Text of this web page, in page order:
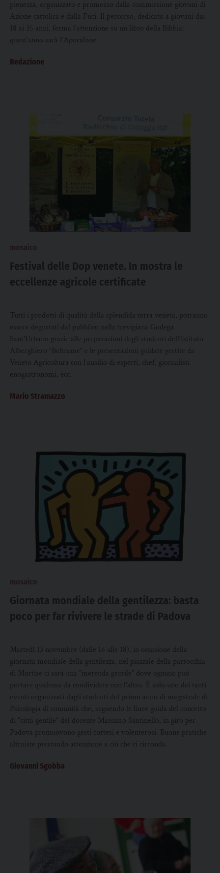
pienezza, organizzato e promosso dalla commissione giovani di
Azione cattolica e dalla Fuci. Il percorso, dedicato a giovani dai
18 ai 35 anni, ferma l’attenzione su un libro della Bibbia:
quest’anno sarà l’Apocalisse.
Redazione
Festival delle Dop venete. In mostra le
eccellenze agricole certificate
Tutti i prodotti di qualità della splendida terra veneta, potranno
essere degustati dal pubblico nella trevigiana Godega
Sant'Urbano grazie alle preparazioni degli studenti dell’Istituto
Alberghiero “Beltrame” e le presentazioni guidate gestite da
Veneto Agricoltura con l’ausilio di esperti, chef, giornalisti
enogastronomi, ecc.
Mario Stramazzo
Giornata mondiale della gentilezza: basta
poco per far rivivere le strade di Padova
Martedì 13 novembre (dalle 16 alle 18), in occasione della
giornata mondiale della gentilezza, nel piazzale della parrocchia
di Mortise ci sarà una "merenda gentile" dove ognuno può
portare qualcosa da condividere con l'altro. È solo uno dei tanti
eventi organizzati dagli studenti del primo anno di magistrale di
Psicologia di comunità che, seguendo le linee guida del concetto
di "città gentile" del docente Massimo Santinello, in giro per
Padova promuovono gesti cortesi e volenterosi. Buone pratiche
altruiste prestando attenzione a ciò che ci circonda.
Giovanni Sgobba